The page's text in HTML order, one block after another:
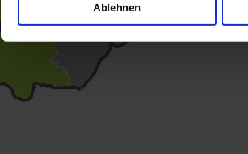
Ablehnen